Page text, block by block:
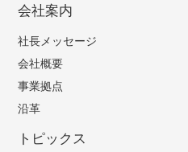
会社案内
社長メッセージ
会社概要
事業拠点
沿革
トピックス